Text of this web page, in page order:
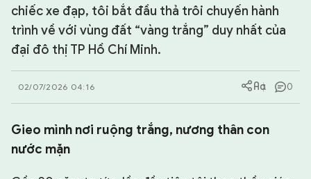
HỒ SƠ INTERPOL
VỤ ÁN NỔI TIẾNG
TƯ LIỆU
chiếc xe đạp, tôi bắt đầu thả trôi chuyến hành
trình về với vùng đất “vàng trắng” duy nhất của
đại đô thị TP Hồ Chí Minh.
02/07/2026 04:16 0
Gieo mình nơi ruộng trắng, nương thân con
nước mặn